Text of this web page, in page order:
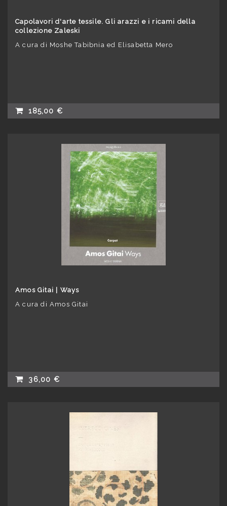
Capolavori d'arte tessile. Gli arazzi e i ricami della
collezione Zaleski
A cura di Moshe Tabibnia ed Elisabetta Mero
185,00 €
Amos Gitai | Ways
A cura di Amos Gitai
36,00 €